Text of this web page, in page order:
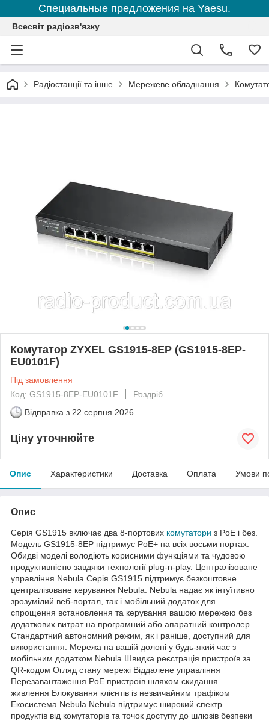
Специальные предложения на Yaesu.
Всесвіт радіозв'язку
Радіостанції та інше Мережеве обладнання
Комутатор ZYXEL GS1915-8EP (GS1915-8EP-
EU0101F)
Під замовлення
Код: GS1915-8EP-EU0101F
Роздріб
Відправка з 22 серпня 2026
Ціну уточнюйте
Опис Характеристики Доставка Оплата Умови
Опис
Серія GS1915 включає два 8-портових комутатори з PoE і без.
Модель GS1915-8EP підтримує PoE+ на всіх восьми портах.
Обидві моделі володіють корисними функціями та чудовою
продуктивністю завдяки технології plug-n-play. Централізоване
управління Nebula Серія GS1915 підтримує безкоштовне
централізоване керування Nebula. Nebula надає як інтуїтивно
зрозумілий веб-портал, так і мобільний додаток для
спрощення встановлення та керування вашою мережею без
додаткових витрат на програмний або апаратний контролер.
Стандартний автономний режим, як і раніше, доступний для
використання. Мережа на вашій долоні у будь-який час з
мобільним додатком Nebula Швидка реєстрація пристроїв за
QR-кодом Огляд стану мережі Віддалене управління
Перезавантаження PoE пристроїв шляхом скидання
живлення Блокування клієнтів із незвичайним трафіком
Екосистема Nebula Nebula підтримує широкий спектр
продуктів від комутаторів та точок доступу до шлюзів безпеки